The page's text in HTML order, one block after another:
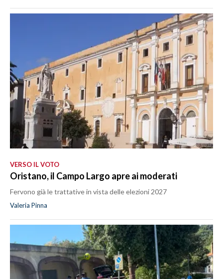
VERSO IL VOTO
Oristano, il Campo Largo apre ai moderati
Fervono già le trattative in vista delle elezioni 2027
Valeria Pinna